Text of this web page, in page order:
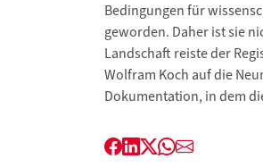
Bedingungen für
geworden. Daher ist sie
Landschaft reiste der
Wolfram Koch auf die
Dokumentation, in dem
Facebook
LinkedIn
Twitter
WhatsApp
E-